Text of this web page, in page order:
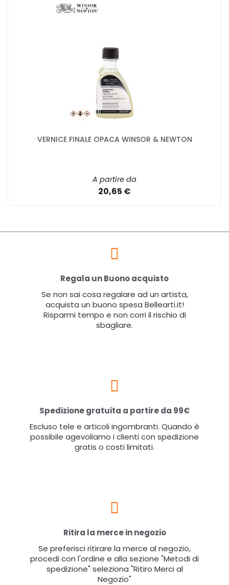
VERNICE FINALE OPACA WINSOR & NEWTON
A partire da
20,65 €
Regala un Buono acquisto
Se non sai cosa regalare ad un artista,
acquista un buono spesa Bellearti.it!
Risparmi tempo e non corri il rischio di
sbagliare.
Spedizione gratuita a partire da 99€
Escluso tele e articoli ingombranti. Quando è
possibile agevoliamo i clienti con spedizione
gratis o costi limitati.
Ritira la merce in negozio
Se preferisci ritirare la merce al negozio,
procedi con l'ordine e alla sezione "Metodi di
spedizione" seleziona "Ritiro Merci al
Negozio"